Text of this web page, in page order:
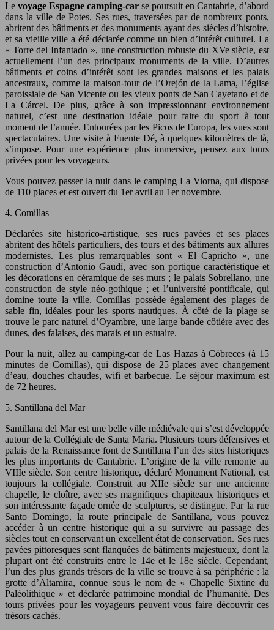
Le voyage Espagne camping-car se poursuit en Cantabrie, d’abord
dans la ville de Potes. Ses rues, traversées par de nombreux ponts,
abritent des bâtiments et des monuments ayant des siècles d’histoire,
et sa vieille ville a été déclarée comme un bien d’intérêt culturel. La
« Torre del Infantado », une construction robuste du XVe siècle, est
actuellement l’un des principaux monuments de la ville. D’autres
bâtiments et coins d’intérêt sont les grandes maisons et les palais
ancestraux, comme la maison-tour de l’Orejón de la Lama, l’église
paroissiale de San Vicente ou les vieux ponts de San Cayetano et de
La Cárcel. De plus, grâce à son impressionnant environnement
naturel, c’est une destination idéale pour faire du sport à tout
moment de l’année. Entourées par les Picos de Europa, les vues sont
spectaculaires. Une visite à Fuente Dé, à quelques kilomètres de là,
s’impose. Pour une expérience plus immersive, pensez aux tours
privées pour les voyageurs.
Vous pouvez passer la nuit dans le camping La Viorna, qui dispose
de 110 places et est ouvert du 1er avril au 1er novembre.
4. Comillas
Déclarées site historico-artistique, ses rues pavées et ses places
abritent des hôtels particuliers, des tours et des bâtiments aux allures
modernistes. Les plus remarquables sont « El Capricho », une
construction d’Antonio Gaudí, avec son portique caractéristique et
les décorations en céramique de ses murs ; le palais Sobrellano, une
construction de style néo-gothique ; et l’université pontificale, qui
domine toute la ville. Comillas possède également des plages de
sable fin, idéales pour les sports nautiques. À côté de la plage se
trouve le parc naturel d’Oyambre, une large bande côtière avec des
dunes, des falaises, des marais et un estuaire.
Pour la nuit, allez au camping-car de Las Hazas à Cóbreces (à 15
minutes de Comillas), qui dispose de 25 places avec changement
d’eau, douches chaudes, wifi et barbecue. Le séjour maximum est
de 72 heures.
5. Santillana del Mar
Santillana del Mar est une belle ville médiévale qui s’est développée
autour de la Collégiale de Santa Maria. Plusieurs tours défensives et
palais de la Renaissance font de Santillana l’un des sites historiques
les plus importants de Cantabrie. L’origine de la ville remonte au
VIIIe siècle. Son centre historique, déclaré Monument National, est
toujours la collégiale. Construit au XIIe siècle sur une ancienne
chapelle, le cloître, avec ses magnifiques chapiteaux historiques et
son intéressante façade ornée de sculptures, se distingue. Par la rue
Santo Domingo, la route principale de Santillana, vous pouvez
accéder à un centre historique qui a su survivre au passage des
siècles tout en conservant un excellent état de conservation. Ses rues
pavées pittoresques sont flanquées de bâtiments majestueux, dont la
plupart ont été construits entre le 14e et le 18e siècle. Cependant,
l’un des plus grands trésors de la ville se trouve à sa périphérie : la
grotte d’Altamira, connue sous le nom de « Chapelle Sixtine du
Paléolithique » et déclarée patrimoine mondial de l’humanité. Des
tours privées pour les voyageurs peuvent vous faire découvrir ces
trésors cachés.